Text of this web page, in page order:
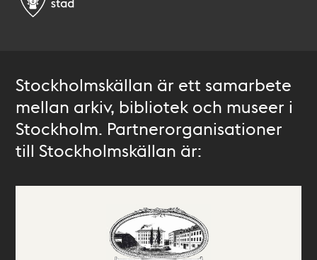
Stockholmskällan är ett samarbete
mellan arkiv, bibliotek och museer i
Stockholm. Partnerorganisationer
till Stockholmskällan är: